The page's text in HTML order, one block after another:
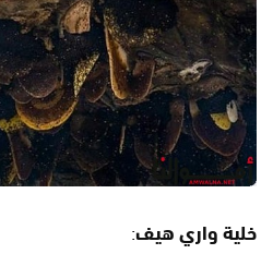
خلية واري هيف: